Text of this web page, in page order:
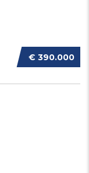
€ 390.000